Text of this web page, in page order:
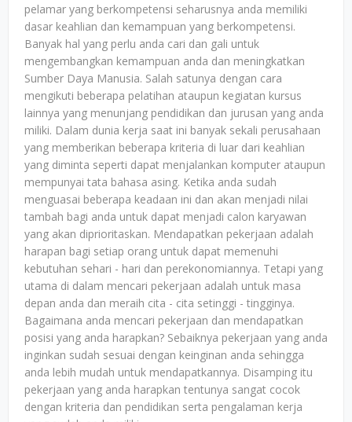
pelamar yang berkompetensi seharusnya anda memiliki
dasar keahlian dan kemampuan yang berkompetensi.
Banyak hal yang perlu anda cari dan gali untuk
mengembangkan kemampuan anda dan meningkatkan
Sumber Daya Manusia. Salah satunya dengan cara
mengikuti beberapa pelatihan ataupun kegiatan kursus
lainnya yang menunjang pendidikan dan jurusan yang anda
miliki. Dalam dunia kerja saat ini banyak sekali perusahaan
yang memberikan beberapa kriteria di luar dari keahlian
yang diminta seperti dapat menjalankan komputer ataupun
mempunyai tata bahasa asing. Ketika anda sudah
menguasai beberapa keadaan ini dan akan menjadi nilai
tambah bagi anda untuk dapat menjadi calon karyawan
yang akan diprioritaskan. Mendapatkan pekerjaan adalah
harapan bagi setiap orang untuk dapat memenuhi
kebutuhan sehari - hari dan perekonomiannya. Tetapi yang
utama di dalam mencari pekerjaan adalah untuk masa
depan anda dan meraih cita - cita setinggi - tingginya.
Bagaimana anda mencari pekerjaan dan mendapatkan
posisi yang anda harapkan? Sebaiknya pekerjaan yang anda
inginkan sudah sesuai dengan keinginan anda sehingga
anda lebih mudah untuk mendapatkannya. Disamping itu
pekerjaan yang anda harapkan tentunya sangat cocok
dengan kriteria dan pendidikan serta pengalaman kerja